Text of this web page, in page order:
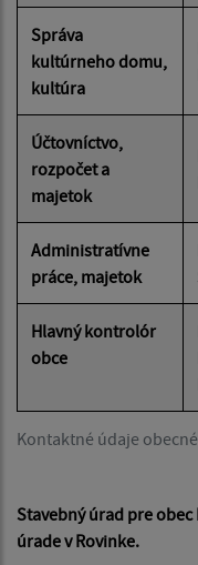
Kontaktné údaje
Správa
kultúrneho domu,
kultúra
Účtovníctvo,
rozpočet a
majetok
Administratívne
práce, majetok
Hlavný kontrolór
obce
Stavebný úrad pre
úrade v Rovinke.